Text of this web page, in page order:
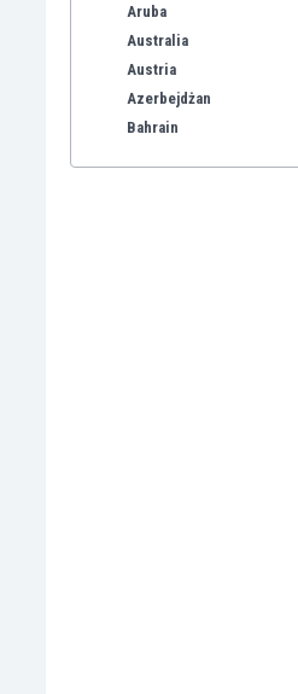
Aruba
Australia
Austria
Azerbejdżan
Bahrain